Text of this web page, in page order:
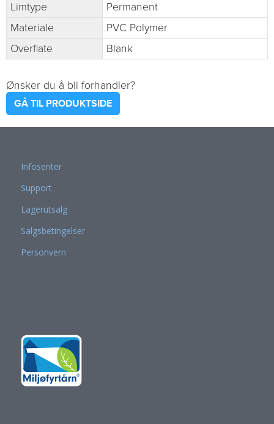
Limtype
Permanent
Materiale
PVC Polymer
Overflate
Blank
Ønsker du å bli forhandler?
GÅ TIL PRODUKTSIDE
Infosenter
Support
Lagerutsalg
Salgsbetingelser
Personvern